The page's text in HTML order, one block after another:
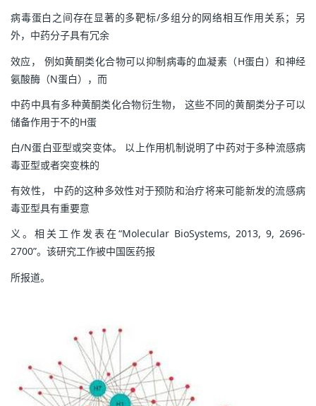
病毒蛋白之间存在显著的多靶标/多组分的网络相互作用关系；另
外，中药分子具有冗余
效应， 例如黄酮类化合物可以抑制病毒的血凝素（H蛋白）和神经
氨酸酶（N蛋白），而
中药中具有多种黄酮类化合物衍生物， 这些不同的黄酮类分子可以
储备作用于不的H蛋
白/N蛋白亚型或突变体。 以上作用机制说明了中药对于多种流感病
毒亚型或者突变株的
有效性， 中药的这种多效性对于预防和治疗将来可能新发的流感病
毒亚型具有重要意
义。相关工作发表在“Molecular BioSystems, 2013, 9, 2696-
2700”。该研究工作被中国医药报
所报道。